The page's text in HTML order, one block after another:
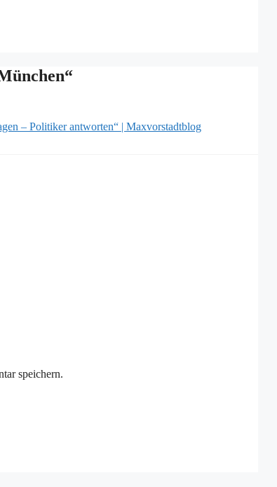
– Politiker antworten“ | Maxvorstadtblog
speichern.